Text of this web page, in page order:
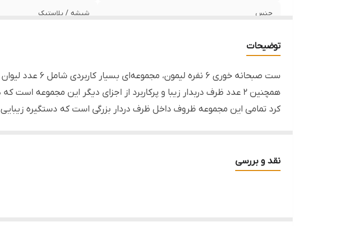
جنس شیشه / پلاستیک
منازل، جهیزیه، مسافرت، پیک
مناسب صبحانه خوری، چای خوری
توضیحات
همچنین 2 عدد ظرف دربدار زیبا و پرکاربرد از اجزای دیگر این
کرد تمامی این مجموعه ظروف داخل ظرف دردار بزرگی است که دستگیره
نقد و بررسی